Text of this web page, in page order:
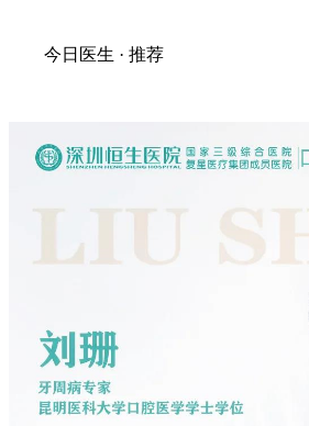
今日医生 · 推荐